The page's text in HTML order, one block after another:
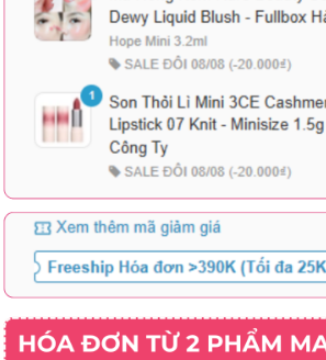
Satin 3.5g - Fullbox - Hàng
1.289.000₫ 2.190.000₫